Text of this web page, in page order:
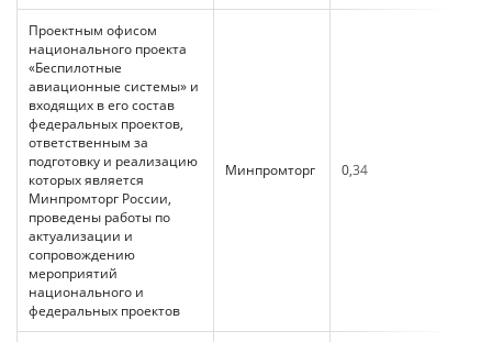
Проектным офисом
национального проекта
«Беспилотные
авиационные системы» и
входящих в его состав
федеральных проектов,
ответственным за
подготовку и реализацию
которых является
Минпромторг России,
проведены работы по
актуализации и
сопровождению
мероприятий
национального и
федеральных проектов
Минпромторг 0,34